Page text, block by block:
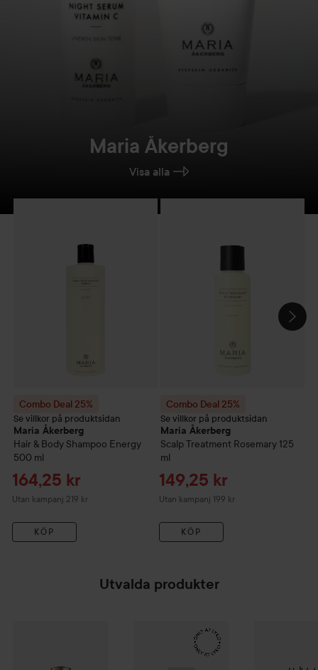
Maria Åkerberg
Visa alla
HOPPA ÖVER SEKTIONEN
Combo Deal 25%
Se villkor på produktsidan
Maria Åkerberg
Hair & Body Shampoo Energy
500 ml
Reapris
164,25 kr
Utan kampanj 219 kr
KÖP
Combo Deal 25% Maria Åkerberg Hair & Body Shampoo Energy
Combo Deal 25%
Se villkor på produktsidan
Maria Åkerberg
Scalp Treatment Rosemary 125
ml
Reapris
149,25 kr
Utan kampanj 199 kr
KÖP
Combo Deal 25% Maria
Utvalda produkter
Absolu Parfum
Gåva på köpet